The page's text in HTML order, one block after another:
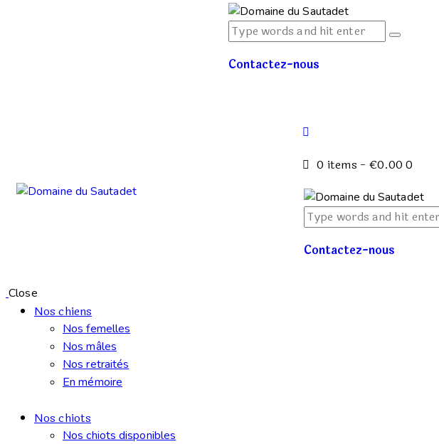
Contactez-nous
0 items - €0.00 0
Contactez-nous
Close
Nos chiens
Nos femelles
Nos mâles
Nos retraités
En mémoire
Nos chiots
Nos chiots disponibles